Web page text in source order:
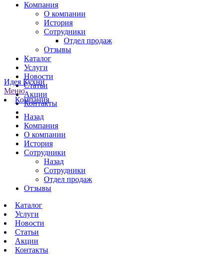
Компания
О компании
История
Сотрудники
Отдел продаж
Отзывы
Каталог
Услуги
Новости
Статьи
Акции
Контакты
Идея Кухни
Меню
Компания
Назад
Компания
О компании
История
Сотрудники
Назад
Сотрудники
Отдел продаж
Отзывы
Каталог
Услуги
Новости
Статьи
Акции
Контакты